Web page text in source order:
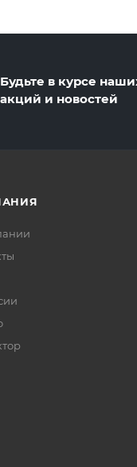
Будьте в курсе
акций и новостей